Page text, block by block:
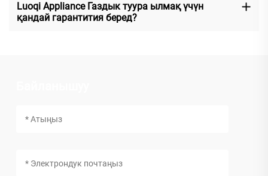
Luoqi Appliance Газдык туура ылмақ үчүн
қандай гарантития беред?